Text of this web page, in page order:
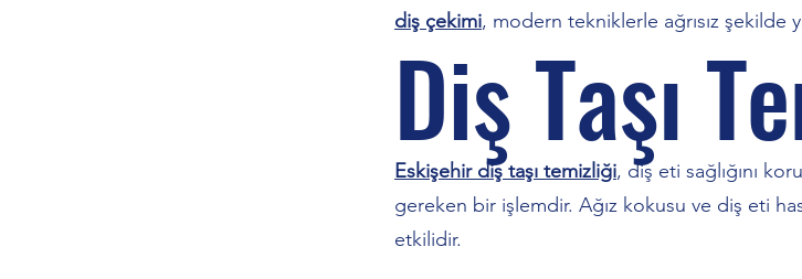
diş çekimi, modern tekniklerle ağrısız şekilde
Diş Taşı
Eskişehir diş taşı temizliği, diş eti sağlığını
gereken bir işlemdir. Ağız kokusu ve diş eti
etkilidir.